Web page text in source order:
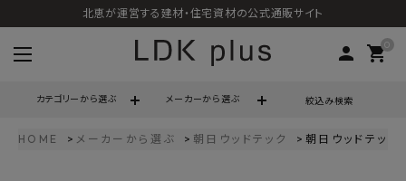
北恵が運営する建材・住宅資材の公式通販サイト
person 0
shopping_cart
カテゴリーから選ぶ メーカーから選ぶ 絞込み検索
HOME メーカーから選ぶ 朝日ウッドテック 朝日ウッドテッ